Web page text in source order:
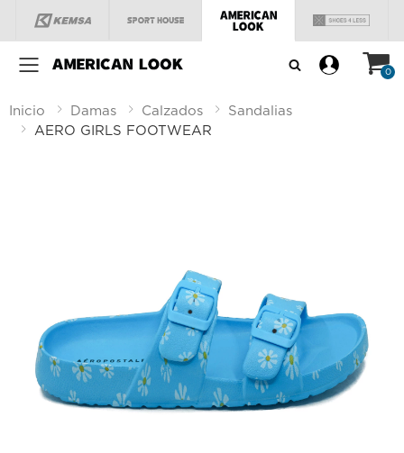
Menú 0
Inicio Damas Calzados
Sandalias
AERO GIRLS FOOTWEAR